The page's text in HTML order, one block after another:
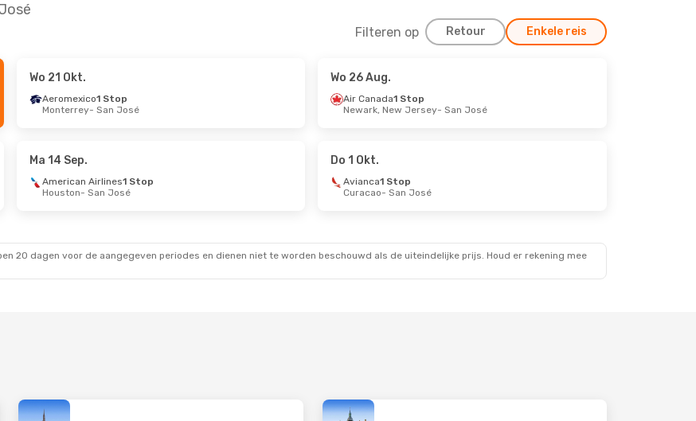
Filteren op Retour Enkele reis
San José
- New York
Wo 21 Okt.
Aeromexico1 Stop
Monterrey- San José
Wo 26 Aug.
Air Canada1 Stop
Newark, New Jersey- San José
Ma 14 Sep.
American Airlines1 Stop
Houston- San José
Do 1 Okt.
Avianca1 Stop
Curacao- San José
20 dagen voor de aangegeven periodes en dienen niet te worden beschouwd als de uiteindelijke prijs. Houd er rekening mee